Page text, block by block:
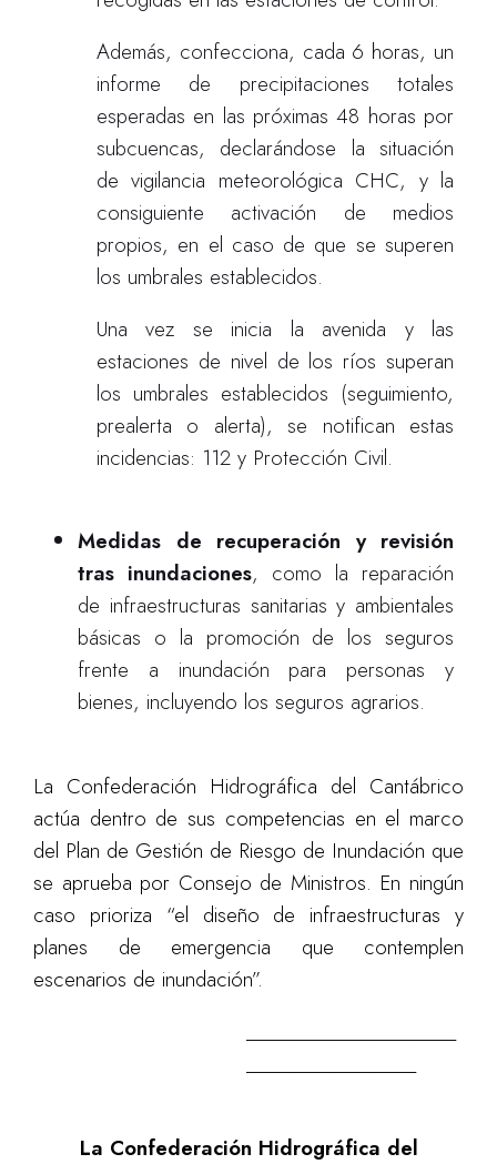
Además, confecciona, cada 6 horas, un
informe de precipitaciones totales
esperadas en las próximas 48 horas por
subcuencas, declarándose la situación
de vigilancia meteorológica CHC, y la
consiguiente activación de medios
propios, en el caso de que se superen
los umbrales establecidos.
Una vez se inicia la avenida y las
estaciones de nivel de los ríos superan
los umbrales establecidos (seguimiento,
prealerta o alerta), se notifican estas
incidencias: 112 y Protección Civil.
Medidas de recuperación y revisión
tras inundaciones, como la reparación
de infraestructuras sanitarias y ambientales
básicas o la promoción de los seguros
frente a inundación para personas y
bienes, incluyendo los seguros agrarios.
La Confederación Hidrográfica del Cantábrico
actúa dentro de sus competencias en el marco
del Plan de Gestión de Riesgo de Inundación que
se aprueba por Consejo de Ministros. En ningún
caso prioriza “el diseño de infraestructuras y
planes de emergencia que contemplen
escenarios de inundación”.
La Confederación Hidrográfica del